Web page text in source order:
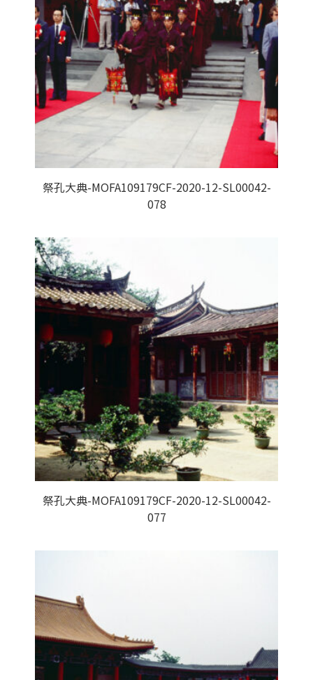
祭孔大典-MOFA109179CF-2020-12-SL00042-
078
祭孔大典-MOFA109179CF-2020-12-SL00042-
077